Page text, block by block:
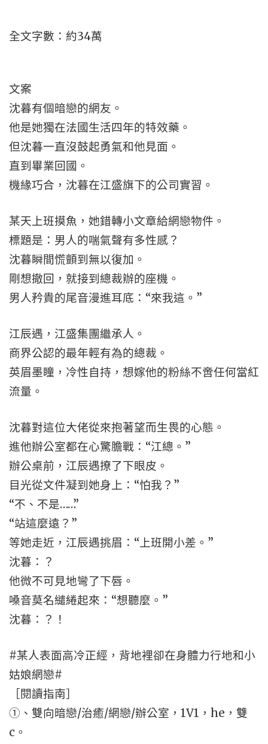
全文字數：約34萬
文案
沈暮有個暗戀的網友。
他是她獨在法國生活四年的特效藥。
但沈暮一直沒鼓起勇氣和他見面。
直到畢業回國。
機緣巧合，沈暮在江盛旗下的公司實習。
某天上班摸魚，她錯轉小文章給網戀物件。
標題是：男人的喘氣聲有多性感？
沈暮瞬間慌顫到無以復加。
剛想撤回，就接到總裁辦的座機。
男人矜貴的尾音漫進耳底：“來我這。”
江辰遇，江盛集團繼承人。
商界公認的最年輕有為的總裁。
英眉墨瞳，冷性自持，想嫁他的粉絲不啻任何當紅
流量。
沈暮對這位大佬從來抱著望而生畏的心態。
進他辦公室都在心驚膽戰：“江總。”
辦公桌前，江辰遇撩了下眼皮。
目光從文件凝到她身上：“怕我？”
“不、不是……”
“站這麼遠？”
等她走近，江辰遇挑眉：“上班開小差。”
沈暮：？
他微不可見地彎了下唇。
嗓音莫名繾綣起來：“想聽麼。”
沈暮：？！
#某人表面高冷正經，背地裡卻在身體力行地和小
姑娘網戀#
［閱讀指南］
①、雙向暗戀/治癒/網戀/辦公室，1V1，he，雙
c。